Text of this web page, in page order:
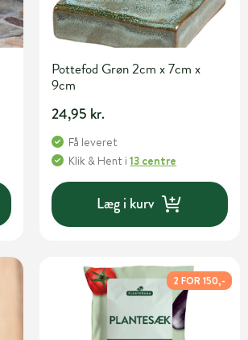
Pottefod Grøn 2cm x 7cm x
9cm
24,95 kr.
Få leveret
Klik & Hent i13 centre
Læg i kurv
2 FOR 150,-